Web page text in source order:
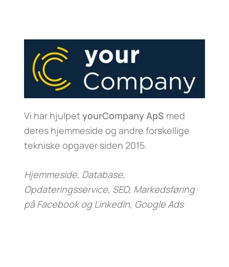
Vi har hjulpetyourCompany ApS med
deres hjemmeside og andre forskellige
tekniske opgaver siden 2015.
Hjemmeside, Database,
Opdateringsservice, SEO, Markedsføring
på Facebook og LinkedIn, Google Ads